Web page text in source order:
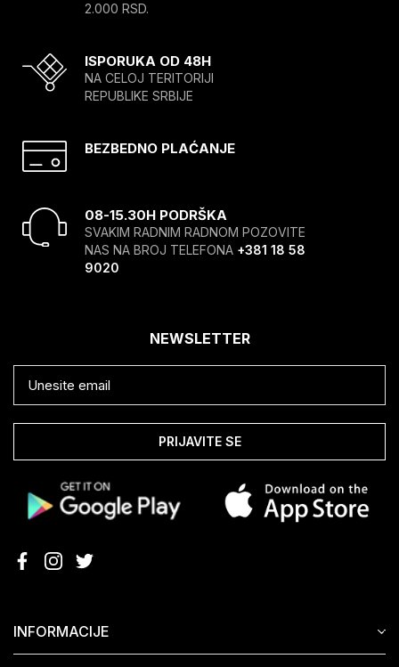
2.000 RSD.
ISPORUKA OD 48H
NA CELOJ TERITORIJI
REPUBLIKE SRBIJE
BEZBEDNO PLAĆANJE
08-15.30H PODRŠKA
SVAKIM RADNIM RADNOM POZOVITE
NAS NA BROJ TELEFONA +381 18 58
9020
INFORMACIJE
NEWSLETTER
PRIJAVITE SE